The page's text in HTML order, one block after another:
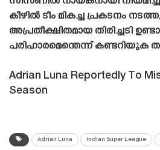
കീഴിൽ ടീം മികച്ച പ്രകടനം
അപ്രതീക്ഷിതമായ തിരിച്ചടി
പരിഹാരമെന്തെന്ന് കണ്ടറിയുക
Adrian Luna Reportedly To
Season
Adrian Luna Indian Super League